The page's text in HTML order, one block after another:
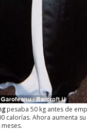
pesaba 50 kg antes de
calorías. Ahora aumenta